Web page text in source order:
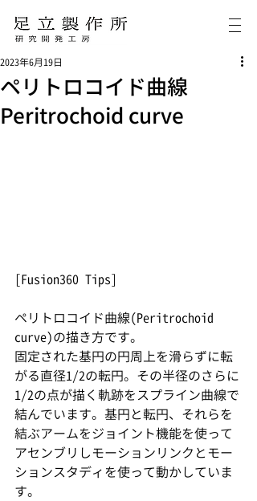
ペリトロコイド曲線
Peritrochoid curve
2023年6月19日
[Fusion360 Tips]
ペリトロコイド曲線(Peritrochoid
curve)の描き方です。
固定された基円の円周上を滑らずに転
がる直径1/2の転円。その半径のさらに
1/2の点が描く軌跡をスプライン曲線で
結んでいます。基円と転円、それらを
結ぶアームをジョイント機能を使って
アセンブリしモーションリンクとモー
ションスタディを使って動かしていま
す。